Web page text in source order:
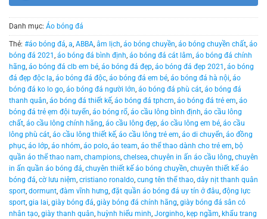
Danh mục: Áo bóng đá
Thẻ: #áo bóng đá, a, ABBA, âm lịch, áo bóng chuyền, áo bóng chuyền chất, áo
bóng đá 2021 , áo bóng đá bình định, áo bóng đá cát lâm, áo bóng đá chính
hãng, áo bóng đá clb em bé, áo bóng đá đẹp, áo bóng đá đẹp 2021 , áo bóng
đá đẹp độc lạ, áo bóng đá độc, áo bóng đá em bé, áo bóng đá hà nội, áo
bóng đá ko lo go, áo bóng đá người lớn, áo bóng đá phù cát, áo bóng đá
thanh quân, áo bóng đá thiết kế, áo bóng đá tphcm, áo bóng đá trẻ em, áo
bóng đá trẻ ẹm đội tuyển, áo bóng rổ, áo cầu lông bình định, áo cầu lông
chất, áo cầu lông chính hãng, áo cầu lông đẹp, áo cầu lông em bé, áo cầu
lông phù cát, áo cầu lông thiết kế, áo cầu lông trẻ em, áo di chuyển, áo đồng
phục, áo lớp, áo nhóm, áo polo, áo team, áo thể thao dành cho trẻ em, bộ
quần áo thể thao nam, champions, chelsea, chuyên in ấn áo cầu lông, chuyên
in ấn quần áo bóng đá, chuyên thiết kế áo bóng chuyền, chuyên thiết kế áo
bóng đá, cờ lưu niệm, cristiano ronaldo, cung tên thể thao, dây nịt thanh quân
sport, dormunt, đàm vĩnh hưng, đặt quần áo bóng đá uy tín ở đâu, động lực
sport, gia lai, giày bóng đá, giày bóng đá chính hãng, giày bóng đá sân cỏ
nhân tạo, giày thanh quân, huỳnh hiểu minh, Jorginho, kẹp ngầm, khẩu trang